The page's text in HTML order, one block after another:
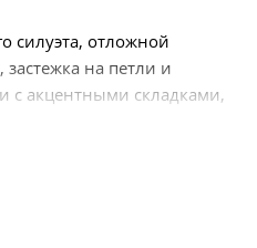
силуэта, отложной
на петли и
с акцентными складками,